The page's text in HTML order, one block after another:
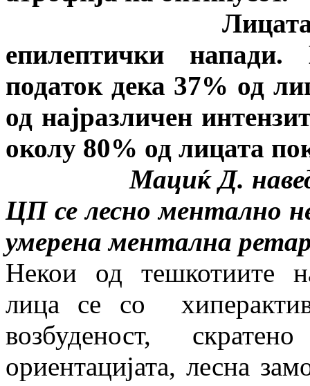
Лицата со ЦП
епилептички
податок дека 37% од
од најразличен
околу 80% од лицата
Мациќ Д. наведува
ЦП се лесно ментално
умерена ментална
Некои од тешкотиите
лица се со
возбуденост,
ориентацијата, лесна